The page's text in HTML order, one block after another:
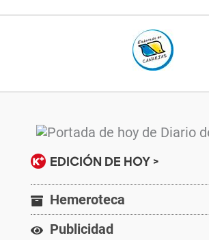
EDICIÓN DE HOY >
Hemeroteca
Publicidad